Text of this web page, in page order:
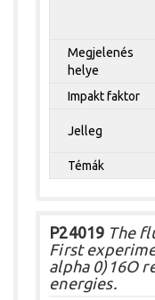
Megjelenés
helye
Impakt faktor
Jelleg
Témák
P24019 The
First
alpha 0)16O
energies.